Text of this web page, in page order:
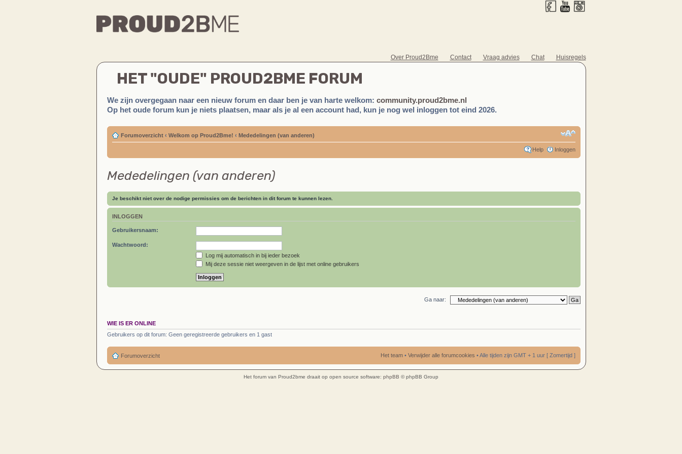
Over Proud2Bme Contact Vraag advies Chat Huisregels
HET "OUDE" PROUD2BME FORUM
We zijn overgegaan naar een nieuw forum en daar ben je van harte welkom: community.proud2bme.nl
Op het oude forum kun je niets plaatsen, maar als je al een account had, kun je nog wel inloggen tot eind 2026.
Forumoverzicht ‹ Welkom op Proud2Bme! ‹ Mededelingen (van anderen)
Help Inloggen
Mededelingen (van anderen)
Je beschikt niet over de nodige permissies om de berichten in dit forum te kunnen lezen.
INLOGGEN
Gebruikersnaam:
Wachtwoord:
Log mij automatisch in bij ieder bezoek
Mij deze sessie niet weergeven in de lijst met online gebruikers
Ga naar:
WIE IS ER ONLINE
Gebruikers op dit forum: Geen geregistreerde gebruikers en 1 gast
Forumoverzicht Het team• Verwijder alle forumcookies • Alle tijden zijn GMT + 1 uur [ Zomertijd ]
Het forum van Proud2bme draait op open source software: phpBB © phpBB Group